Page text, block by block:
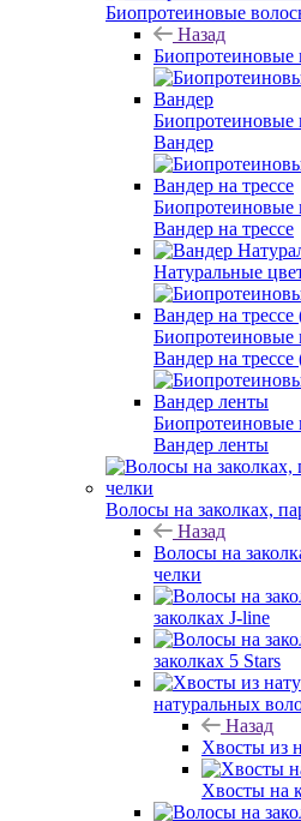
Биопротеиновые
Назад
Биопротеиновые
Биопротеиновые
Вандер
Биопротеиновые
Вандер на трессе
Натуральные
Биопротеиновые
Вандер на трессе
Биопротеиновые
Вандер ленты
Волосы на заколках,
Назад
Волосы на
челки
заколках J-line
заколках 5 Stars
натуральных
Назад
Хвосты из
Хвосты на